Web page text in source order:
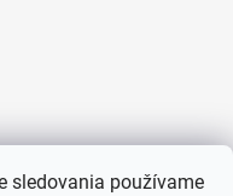
sledovania používame